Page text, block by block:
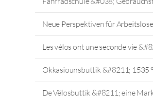
Neue Perspektiven für
Les vélos ont une seconde vie
Okkasiounsbuttik &#8211; 1535
De Vëlosbuttik &#8211; eine